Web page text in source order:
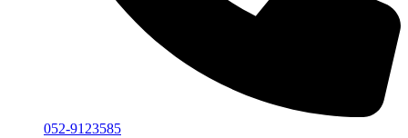
052-9123585